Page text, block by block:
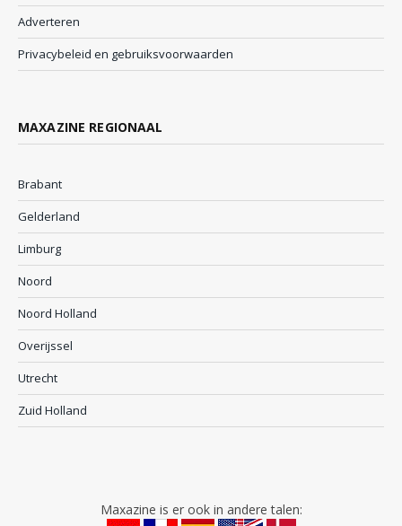
Adverteren
Privacybeleid en gebruiksvoorwaarden
MAXAZINE REGIONAAL
Brabant
Gelderland
Limburg
Noord
Noord Holland
Overijssel
Utrecht
Zuid Holland
Maxazine is er ook in andere talen: